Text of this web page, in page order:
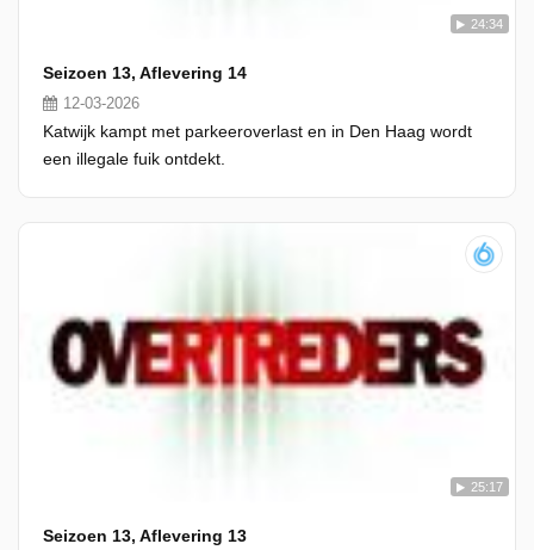
24:34
Seizoen 13, Aflevering 14
12-03-2026
Katwijk kampt met parkeeroverlast en in Den Haag wordt
een illegale fuik ontdekt.
25:17
Seizoen 13, Aflevering 13